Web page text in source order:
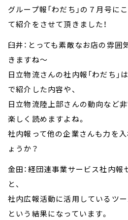
グループ報「わだち」の７月号に
て紹介をさせて頂きました！
臼井：とっても素敵なお店の雰囲
きますね～
日立物流さんの社内報「わだち」
で紹介した内容や、
日立物流陸上部さんの動向など
楽しく読めますよね。
社内報って他の企業さんも力を
ょうか？
金田：経団連事業サービス社内報
と、
社内広報活動に活用しているツー
という結果になっています。